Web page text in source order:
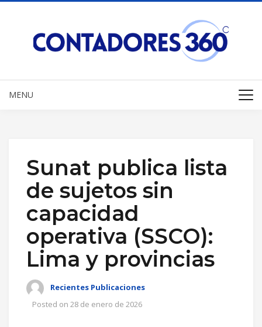
MENU
Sunat publica lista
de sujetos sin
capacidad
operativa (SSCO):
Lima y provincias
Recientes Publicaciones
Posted on 28 de enero de 2026